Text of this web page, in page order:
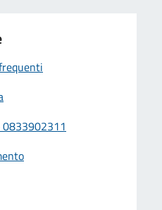
0833902311